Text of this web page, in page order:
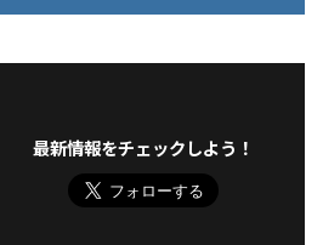
最新情報をチェックしよう！